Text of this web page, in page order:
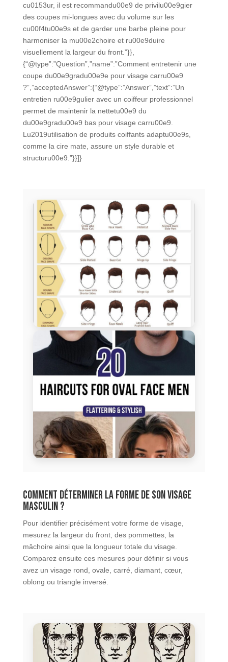
cu0153ur, il est recommandu00e9 de privilu00e9gier
des coupes mi-longues avec du volume sur les
cu00f4tu00e9s et de garder une barbe pleine pour
harmoniser la mu00e2choire et ru00e9duire
visuellement la largeur du front.”}},
{“@type”:”Question”,”name”:”Comment entretenir une
coupe du00e9gradu00e9e pour visage carru00e9
?”,”acceptedAnswer”:{“@type”:”Answer”,”text”:”Un
entretien ru00e9gulier avec un coiffeur professionnel
permet de maintenir la nettetu00e9 du
du00e9gradu00e9 bas pour visage carru00e9.
Lu2019utilisation de produits coiffants adaptu00e9s,
comme la cire mate, assure un style durable et
structuru00e9.”}}]}
Comment déterminer la forme de son visage
masculin ?
Pour identifier précisément votre forme de visage,
mesurez la largeur du front, des pommettes, la
mâchoire ainsi que la longueur totale du visage.
Comparez ensuite ces mesures pour définir si vous
avez un visage rond, ovale, carré, diamant, cœur,
oblong ou triangle inversé.